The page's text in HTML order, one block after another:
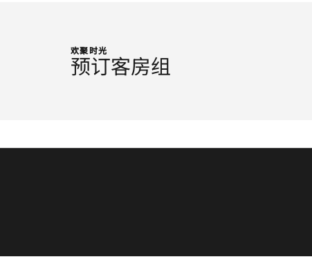
欢聚时光
预订客房组